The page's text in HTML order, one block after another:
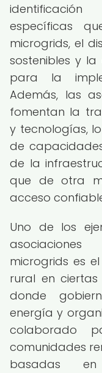
específicas
microgrids, el
sostenibles y
para la
Además, las
fomentan la
y tecnologías,
de
de la
que de otra
acceso
Uno de los
microgrids es
rural en ciertas
donde
energía y
colaborado
comunidades
basadas en